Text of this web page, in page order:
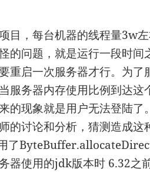
目，每台机器的线程量3w
的问题，就是运行一段时
重启一次服务器才行。为了
服务器内存使用比例到达这
的现象就是用户无法登陆了
的讨论和分析，猜测造成这
了
器使用的jdk版本时 6.32之